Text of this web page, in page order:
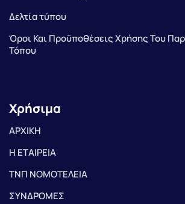
Δελτία τύπου
Όροι Και Προϋποθέσεις Χρήσης Του
Τόπου
Χρήσιμα
ΑΡΧΙΚΗ
Η ΕΤΑΙΡΕΙΑ
ΤΝΠ ΝΟΜΟΤΕΛΕΙΑ
ΣΥΝΔΡΟΜΕΣ